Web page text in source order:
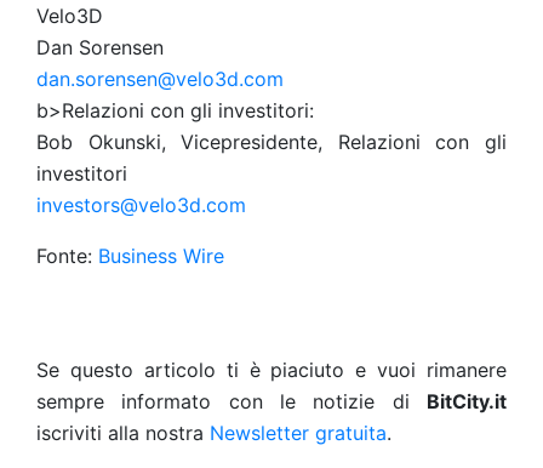
Velo3D
Dan Sorensen
dan.sorensen@velo3d.com
b>Relazioni con gli investitori:
Bob Okunski, Vicepresidente, Relazioni con gli
investitori
investors@velo3d.com
Fonte: Business Wire
Se questo articolo ti è piaciuto e vuoi rimanere
sempre informato con le notizie di BitCity.it
iscriviti alla nostra Newsletter gratuita.